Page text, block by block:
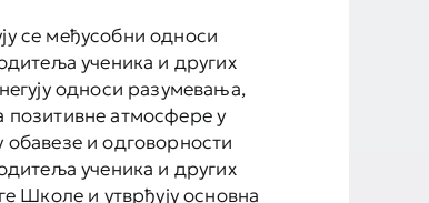
се међусобни односи
ученика и других
односи разумевања,
атмосфере у
и одговорности
ученика и других
Школе и утврђују основна